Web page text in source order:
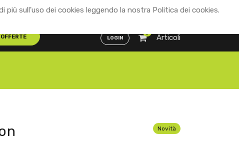
sull'uso dei cookies leggendo la nostra Politica dei cookies.
Distributori ENG ITA
OFFERTE LOGIN
0
Articoli
Novità